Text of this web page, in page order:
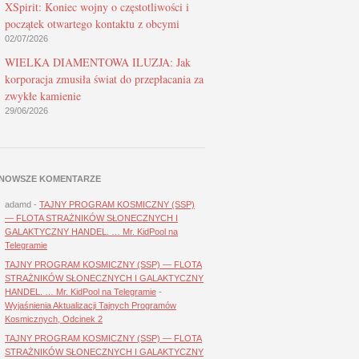
XSpirit: Koniec wojny o częstotliwości i
początek otwartego kontaktu z obcymi
02/07/2026
WIELKA DIAMENTOWA ILUZJA: Jak
korporacja zmusiła świat do przepłacania za
zwykłe kamienie
29/06/2026
KOMENTARZE
adamd - TAJNY PROGRAM KOSMICZNY (SSP)
— FLOTA STRAŻNIKÓW SŁONECZNYCH I
GALAKTYCZNY HANDEL. … Mr. KidPool na
Telegramie
TAJNY PROGRAM KOSMICZNY (SSP) — FLOTA
STRAŻNIKÓW SŁONECZNYCH I GALAKTYCZNY
HANDEL. … Mr. KidPool na Telegramie -
Wyjaśnienia Aktualizacji Tajnych Programów
Kosmicznych, Odcinek 2
TAJNY PROGRAM KOSMICZNY (SSP) — FLOTA
STRAŻNIKÓW SŁONECZNYCH I GALAKTYCZNY